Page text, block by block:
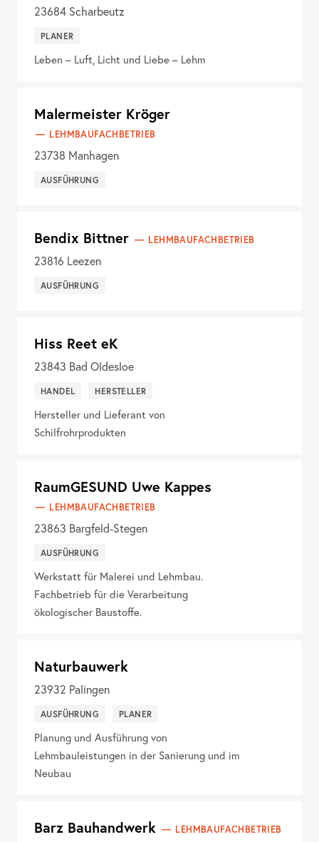
23684 Scharbeutz
PLANER
Leben – Luft, Licht und Liebe – Lehm
Malermeister Kröger
LEHMBAUFACHBETRIEB
23738 Manhagen
AUSFÜHRUNG
Bendix Bittner LEHMBAUFACHBETRIEB
23816 Leezen
AUSFÜHRUNG
Hiss Reet eK
23843 Bad Oldesloe
HANDEL HERSTELLER
Hersteller und Lieferant von
Schilfrohrprodukten
RaumGESUND Uwe Kappes
LEHMBAUFACHBETRIEB
23863 Bargfeld-Stegen
AUSFÜHRUNG
Werkstatt für Malerei und Lehmbau.
Fachbetrieb für die Verarbeitung
ökologischer Baustoffe.
Naturbauwerk
23932 Palingen
AUSFÜHRUNG PLANER
Planung und Ausführung von
Lehmbauleistungen in der Sanierung und im
Neubau
Barz Bauhandwerk LEHMBAUFACHBETRIEB